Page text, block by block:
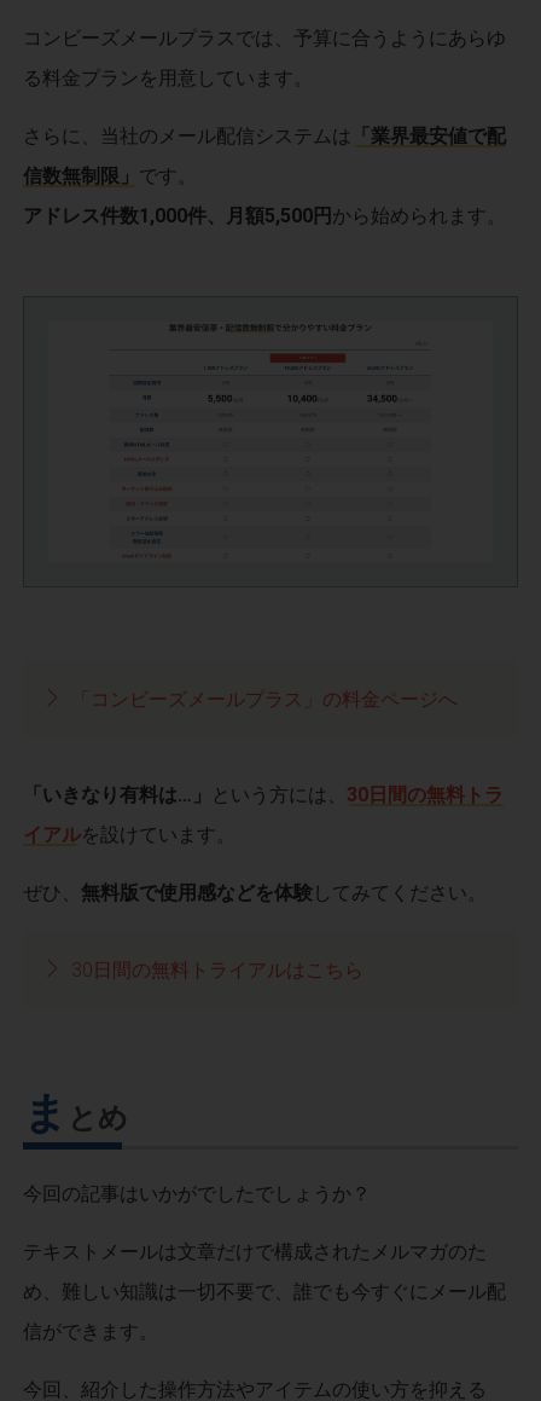
コンビーズメールプラスでは、予算に合うようにあらゆ
る料金プランを用意しています。
さらに、当社のメール配信システムは
「業界最安値で配
信数無制限」 です。
アドレス件数1,000件、月額5,500円 から始められます。
「コンビーズメールプラス」の料金ページへ
「いきなり有料は…」 という方には、 30日間の無料トラ
イアルを設けています。
ぜひ、 無料版で使用感などを体験 してみてください。
30日間の無料トライアルはこちら
ま とめ
今回の記事はいかがでしたでしょうか？
テキストメールは文章だけで構成されたメルマガのた
め、難しい知識は一切不要で、誰でも今すぐにメール配
信ができます。
今回、紹介した操作方法やアイテムの使い方を抑える